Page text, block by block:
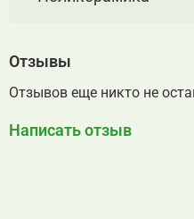
Отзывы
Отзывов еще никто не
Написать отзыв